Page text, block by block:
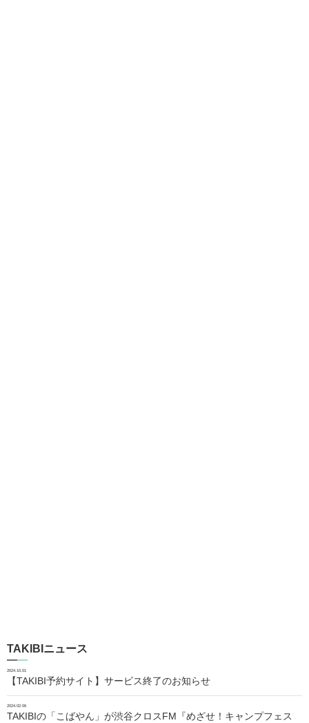
TAKIBIニュース
2024.10.01
【TAKIBI予約サイト】サービス終了のお知らせ
2024.02.06
TAKIBIの「こばやん」が渋谷クロスFM『めざせ！キャンプフェス